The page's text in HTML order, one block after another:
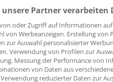
vergessen?
ist mit wenigen Klicks
des kostenlosen
Analysen, Hintergründe und
Interviews und Praxis-
Partner verarbeiten
oder Zugriff auf Informationen
von Werbeanzeigen. Erstellung
zur Auswahl personalisierter
Verwendung von Profilen zur
Messung der Performance von
von Daten aus
reduzierter Daten zur